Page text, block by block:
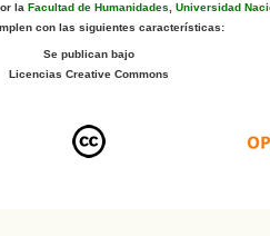
la Facultad de Humanidades, Universidad
con las siguientes características:
Se publican bajo
Licencias Creative Commons